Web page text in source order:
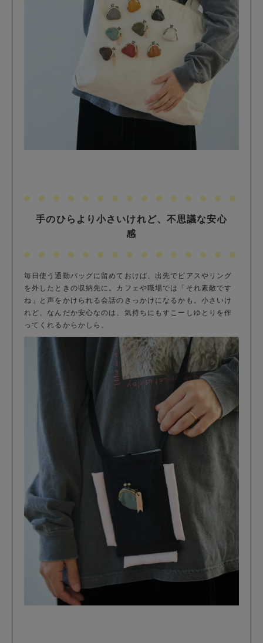
手のひらより小さいけれど、不思議な安心
感
毎日使う通勤バッグに留めておけば、出先でピアスやリング
を外したときの収納先に。カフェや職場では「それ素敵です
ね」と声をかけられる会話のきっかけになるかも。小さいけ
れど、なんだか安心なのは、気持ちにもすこーしゆとりを作
ってくれるからかしら。